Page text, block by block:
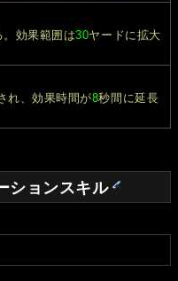
。効果範囲は30ヤードに拡大
れ、効果時間が8秒間に延長
ションスキル